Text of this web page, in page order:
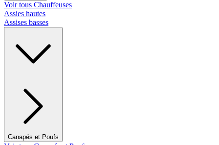
Voir tous Chauffeuses
Assies hautes
Assises basses
Canapés et Poufs